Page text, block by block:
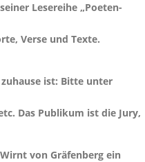
Lesereihe „Poeten-
Verse und Texte.
ist: Bitte unter
Das Publikum ist die Jury,
von Gräfenberg ein